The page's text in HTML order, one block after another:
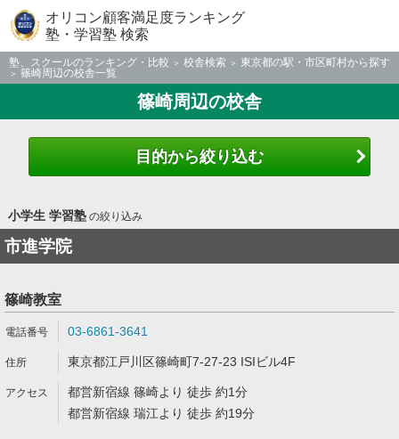
オリコン顧客満足度ランキング
塾・学習塾 検索
塾、スクールのランキング・比較 校舎検索
東京都の駅・市区町村から探す
篠崎周辺の校舎一覧
篠崎周辺の校舎
目的から絞り込む
小学生 学習塾の絞り込み
市進学院
篠崎教室
03-6861-3641
東京都江戸川区篠崎町7-27-23 ISIビル4F
都営新宿線 篠崎より 徒歩 約1分
都営新宿線 瑞江より 徒歩 約19分